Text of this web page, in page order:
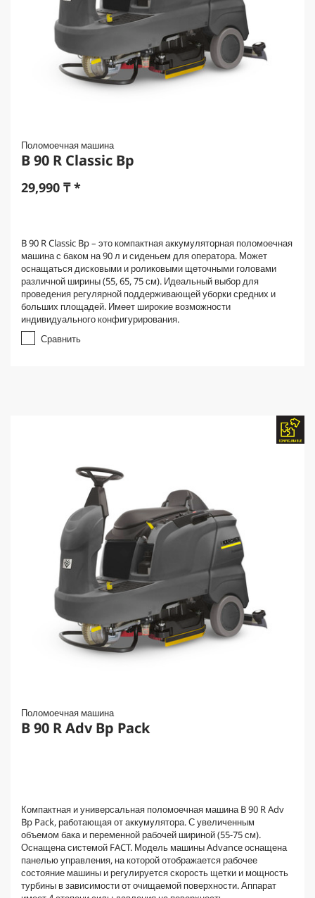
Поломоечная машина
B 90 R Classic Bp
29,990 ₸*
B 90 R Classic Bp – это компактная аккумуляторная поломоечная
машина с баком на 90 л и сиденьем для оператора. Может
оснащаться дисковыми и роликовыми щеточными головами
различной ширины (55, 65, 75 см). Идеальный выбор для
проведения регулярной поддерживающей уборки средних и
больших площадей. Имеет широкие возможности
индивидуального конфигурирования.
Сравнить
Поломоечная машина
B 90 R Adv Bp Pack
Компактная и универсальная поломоечная машина B 90 R Adv
Bp Pack, работающая от аккумулятора. С увеличенным
объемом бака и переменной рабочей шириной (55-75 см).
Оснащена системой FACT. Модель машины Advance оснащена
панелью управления, на которой отображается рабочее
состояние машины и регулируется скорость щетки и мощность
турбины в зависимости от очищаемой поверхности. Аппарат